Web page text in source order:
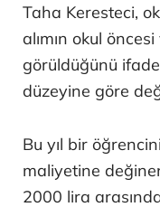
Taha Keresteci,
alımın okul
görüldüğünü
düzeyine göre
Bu yıl bir
maliyetine
2000 lira